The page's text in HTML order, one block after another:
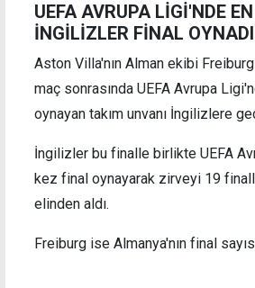
UEFA AVRUPA LİGİ'NDE
İNGİLİZLER FİNAL OYNADI
Aston Villa'nın Alman ekibi
maç sonrasında UEFA Avrupa
oynayan takım unvanı İngilizlere
İngilizler bu finalle birlikte UEFA
kez final oynayarak zirveyi 19
elinden aldı.
Freiburg ise Almanya'nın final